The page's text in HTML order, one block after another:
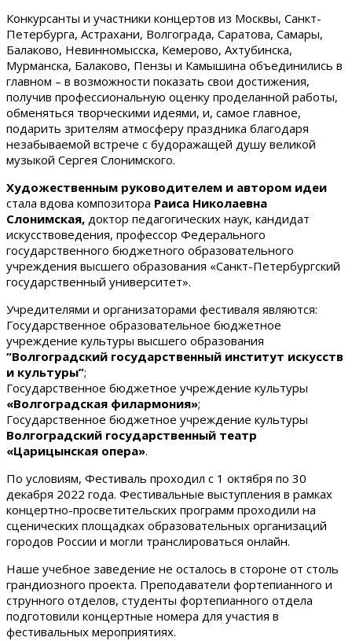
Конкурсанты и участники концертов из Москвы, Санкт-
Петербурга, Астрахани, Волгограда, Саратова, Самары,
Балаково, Невинномысска, Кемерово, Ахтубинска,
Мурманска, Балаково, Пензы и Камышина объединились в
главном – в возможности показать свои достижения,
получив профессиональную оценку проделанной работы,
обменяться творческими идеями, и, самое главное,
подарить зрителям атмосферу праздника благодаря
незабываемой встрече с будоражащей душу великой
музыкой Сергея Слонимского.
Художественным руководителем и автором идеи
стала вдова композитора Раиса Николаевна
Слонимская, доктор педагогических наук, кандидат
искусствоведения, профессор Федерального
государственного бюджетного образовательного
учреждения высшего образования «Санкт-Петербургский
государственный университет».
Учредителями и организаторами фестиваля являются:
Государственное образовательное бюджетное
учреждение культуры высшего образования
“Волгоградский государственный институт искусств
и культуры”;
Государственное бюджетное учреждение культуры
«Волгоградская филармония»;
Государственное бюджетное учреждение культуры
Волгоградский государственный театр
«Царицынская опера».
По условиям, Фестиваль проходил с 1 октября по 30
декабря 2022 года. Фестивальные выступления в рамках
концертно-просветительских программ проходили на
сценических площадках образовательных организаций
городов России и могли транслироваться онлайн.
Наше учебное заведение не осталось в стороне от столь
грандиозного проекта. Преподаватели фортепианного и
струнного отделов, студенты фортепианного отдела
подготовили концертные номера для участия в
фестивальных мероприятиях.